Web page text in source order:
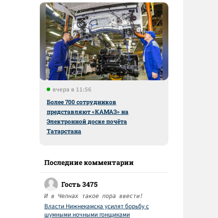
вчера в 11:56
Более 700 сотрудников
представляют «КАМАЗ» на
Электронной доске почёта
Татарстана
Последние комментарии
Гость 3475
И в Челнах такое пора ввести!
Власти Нижнекамска усилят борьбу с
шумными ночными гонщиками